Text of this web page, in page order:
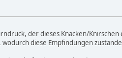
der dieses Knacken/
diese Empfindungen